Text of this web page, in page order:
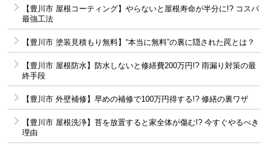
【豊川市 屋根コーティング】やらないと屋根寿命が半分に!? コスパ
最強工法
【豊川市 塗装見積もり無料】“本当に無料”の裏に隠された罠とは？
【豊川市 屋根防水】防水しないと修繕費200万円!? 雨漏り対策の最
終手段
【豊川市 外壁補修】早めの補修で100万円得する!? 修繕の裏ワザ
【豊川市 屋根洗浄】苔を放置すると家全体が傷む!? 今すぐやるべき
理由